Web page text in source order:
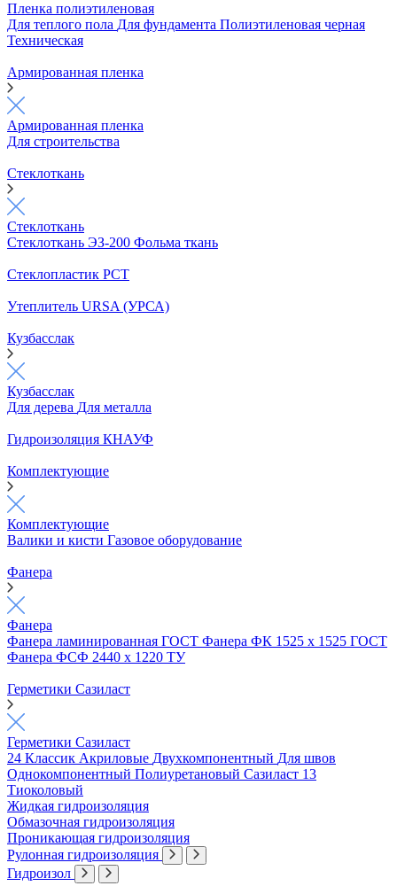
Пленка полиэтиленовая
Для теплого пола Для фундамента Полиэтиленовая черная
Техническая
Армированная пленка
Армированная пленка
Для строительства
Стеклоткань
Стеклоткань
Стеклоткань ЭЗ-200 Фольма ткань
Стеклопластик РСТ
Утеплитель URSA (УРСА)
Кузбасслак
Кузбасслак
Для дерева Для металла
Гидроизоляция КНАУФ
Комплектующие
Комплектующие
Валики и кисти Газовое оборудование
Фанера
Фанера
Фанера ламинированная ГОСТ Фанера ФК 1525 х 1525 ГОСТ
Фанера ФСФ 2440 х 1220 ТУ
Герметики Сазиласт
Герметики Сазиласт
24 Классик Акриловые Двухкомпонентный Для швов
Однокомпонентный Полиуретановый Сазиласт 13
Тиоколовый
Жидкая гидроизоляция
Обмазочная гидроизоляция
Проникающая гидроизоляция
Рулонная гидроизоляция
Гидроизол